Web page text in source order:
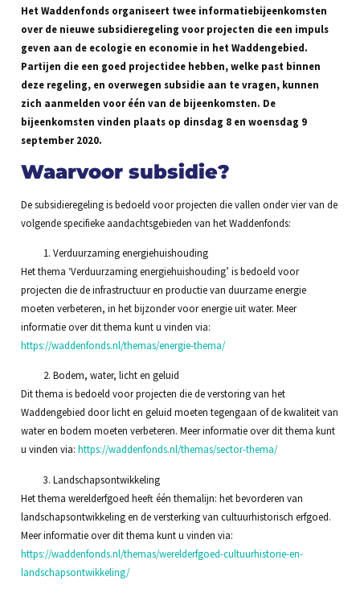
Het Waddenfonds organiseert twee informatiebijeenkomsten
over de nieuwe subsidieregeling voor projecten die een impuls
geven aan de ecologie en economie in het Waddengebied.
Partijen die een goed projectidee hebben, welke past binnen
deze regeling, en overwegen subsidie aan te vragen, kunnen
zich aanmelden voor één van de bijeenkomsten. De
bijeenkomsten vinden plaats op dinsdag 8 en woensdag 9
september 2020.
Waarvoor subsidie?
De subsidieregeling is bedoeld voor projecten die vallen onder vier van de
volgende specifieke aandachtsgebieden van het Waddenfonds:
Verduurzaming energiehuishouding
Het thema ‘Verduurzaming energiehuishouding’ is bedoeld voor
projecten die de infrastructuur en productie van duurzame energie
moeten verbeteren, in het bijzonder voor energie uit water. Meer
informatie over dit thema kunt u vinden via:
https://waddenfonds.nl/themas/energie-thema/
Bodem, water, licht en geluid
Dit thema is bedoeld voor projecten die de verstoring van het
Waddengebied door licht en geluid moeten tegengaan of de kwaliteit van
water en bodem moeten verbeteren. Meer informatie over dit thema kunt
u vinden via: https://waddenfonds.nl/themas/sector-thema/
Landschapsontwikkeling
Het thema werelderfgoed heeft één themalijn: het bevorderen van
landschapsontwikkeling en de versterking van cultuurhistorisch erfgoed.
Meer informatie over dit thema kunt u vinden via:
https://waddenfonds.nl/themas/werelderfgoed-cultuurhistorie-en-
landschapsontwikkeling/